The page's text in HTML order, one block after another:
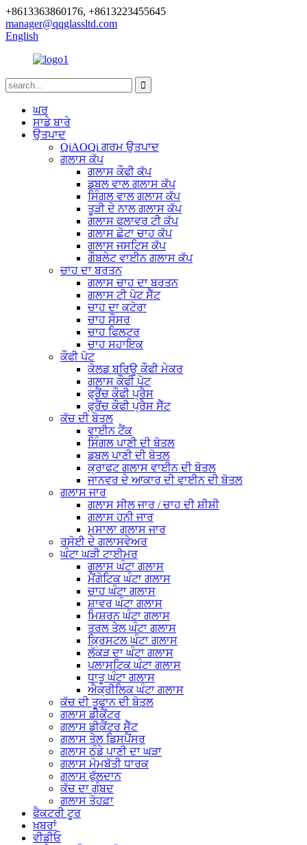
+8613363860176, +8613223455645
manager@qqglassltd.com
English
ਘਰ
ਸਾਡੇ ਬਾਰੇ
ਉਤਪਾਦ
QiAOQi ਗਰਮ ਉਤਪਾਦ
ਗਲਾਸ ਕੱਪ
ਗਲਾਸ ਕੌਫੀ ਕੱਪ
ਡਬਲ ਵਾਲ ਗਲਾਸ ਕੱਪ
ਸਿੰਗਲ ਵਾਲ ਗਲਾਸ ਕੱਪ
ਤੂੜੀ ਦੇ ਨਾਲ ਗਲਾਸ ਕੱਪ
ਗਲਾਸ ਫਲਾਵਰ ਟੀ ਕੱਪ
ਗਲਾਸ ਛੋਟਾ ਚਾਹ ਕੱਪ
ਗਲਾਸ ਜਸਟਿਸ ਕੱਪ
ਗੌਬਲੇਟ ਵਾਈਨ ਗਲਾਸ ਕੱਪ
ਚਾਹ ਦਾ ਬਰਤਨ
ਗਲਾਸ ਚਾਹ ਦਾ ਬਰਤਨ
ਗਲਾਸ ਟੀ ਪੋਟ ਸੈੱਟ
ਚਾਹ ਦਾ ਕਟੋਰਾ
ਚਾਹ ਸੌਸਰ
ਚਾਹ ਫਿਲਟਰ
ਚਾਹ ਸਹਾਇਕ
ਕੌਫੀ ਪੋਟ
ਕੋਲਡ ਬਰਿਊ ਕੌਫੀ ਮੇਕਰ
ਗਲਾਸ ਕੌਫੀ ਪੋਟ
ਫ੍ਰੈਂਚ ਕੌਫੀ ਪ੍ਰੈਸ
ਫ੍ਰੈਂਚ ਕੌਫੀ ਪ੍ਰੈਸ ਸੈੱਟ
ਕੱਚ ਦੀ ਬੋਤਲ
ਵਾਈਨ ਟੈਂਕ
ਸਿੰਗਲ ਪਾਣੀ ਦੀ ਬੋਤਲ
ਡਬਲ ਪਾਣੀ ਦੀ ਬੋਤਲ
ਕ੍ਰਾਫਟ ਗਲਾਸ ਵਾਈਨ ਦੀ ਬੋਤਲ
ਜਾਨਵਰ ਦੇ ਆਕਾਰ ਦੀ ਵਾਈਨ ਦੀ ਬੋਤਲ
ਗਲਾਸ ਜਾਰ
ਗਲਾਸ ਸੀਲ ਜਾਰ / ਚਾਹ ਦੀ ਸ਼ੀਸ਼ੀ
ਗਲਾਸ ਹਨੀ ਜਾਰ
ਮਸਾਲਾ ਗਲਾਸ ਜਾਰ
ਰਸੋਈ ਦੇ ਗਲਾਸਵੇਅਰ
ਘੰਟਾ ਘੜੀ ਟਾਈਮਰ
ਗਲਾਸ ਘੰਟਾ ਗਲਾਸ
ਮੈਂਗੇਟਿਕ ਘੰਟਾ ਗਲਾਸ
ਚਾਹ ਘੰਟਾ ਗਲਾਸ
ਸ਼ਾਵਰ ਘੰਟਾ ਗਲਾਸ
ਮਿਸ਼ਰਨ ਘੰਟਾ ਗਲਾਸ
ਤਰਲ ਤੇਲ ਘੰਟਾ ਗਲਾਸ
ਕ੍ਰਿਸਟਲ ਘੰਟਾ ਗਲਾਸ
ਲੱਕੜ ਦਾ ਘੰਟਾ ਗਲਾਸ
ਪਲਾਸਟਿਕ ਘੰਟਾ ਗਲਾਸ
ਧਾਤੂ ਘੰਟਾ ਗਲਾਸ
ਐਕ੍ਰੀਲਿਕ ਘੰਟਾ ਗਲਾਸ
ਕੱਚ ਦੀ ਤੂਫਾਨ ਦੀ ਬੋਤਲ
ਗਲਾਸ ਡੀਕੈਂਟਰ
ਗਲਾਸ ਡੀਕੈਂਟਰ ਸੈੱਟ
ਗਲਾਸ ਤੇਲ ਡਿਸਪੈਂਸਰ
ਗਲਾਸ ਠੰਡੇ ਪਾਣੀ ਦਾ ਘੜਾ
ਗਲਾਸ ਮੋਮਬੱਤੀ ਧਾਰਕ
ਗਲਾਸ ਫੁੱਲਦਾਨ
ਕੱਚ ਦਾ ਗੁੰਬਦ
ਗਲਾਸ ਤੋਹਫ਼ਾ
ਫੈਕਟਰੀ ਟੂਰ
ਖ਼ਬਰਾਂ
ਵੀਡੀਓ